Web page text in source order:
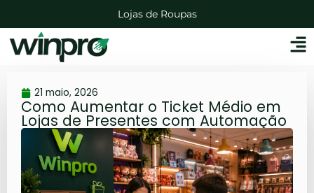
Lojas de Roupas
Distribuidoras de Bebidas
Lojas de Agropecuárias
Mercadinhos e Mercearias
21 maio, 2026
Como Aumentar o Ticket Médio em
Lojas de Presentes com Automação